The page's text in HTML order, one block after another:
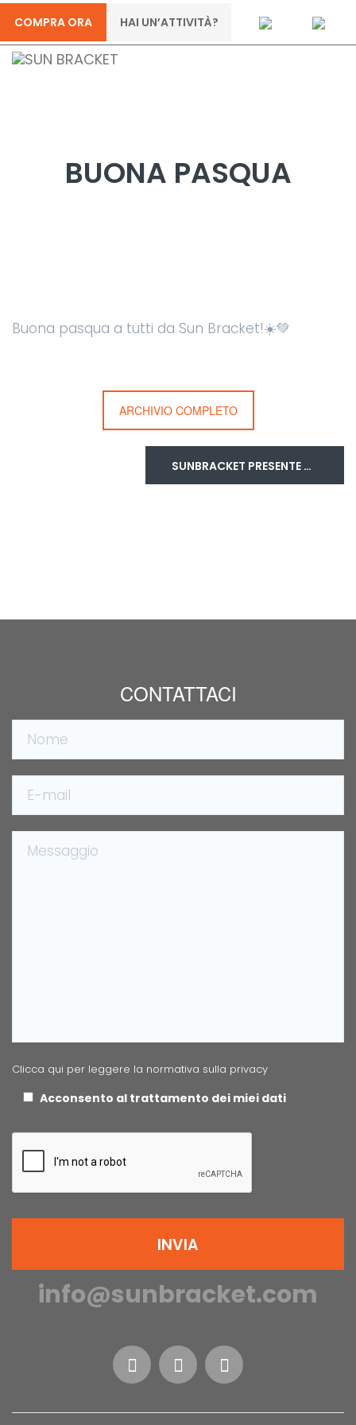
COMPRA ORA HAI UN’ATTIVITÀ?
BUONA PASQUA
Buona pasqua a tutti da Sun Bracket!☀️💚
ARCHIVIO COMPLETO
SUNBRACKET PRESENTE ALLA FIERA BALNEARIA
CONTATTACI
Clicca qui per leggere la normativa sulla privacy
Acconsento al trattamento dei miei dati
info@sunbracket.com